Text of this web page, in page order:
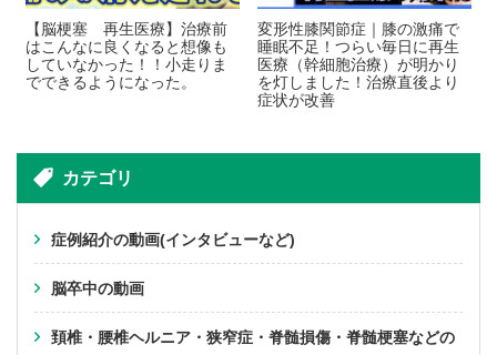
【脳梗塞 再生医療】治療前
はこんなに良くなると想像も
していなかった！！小走りま
でできるようになった。
変形性膝関節症｜膝の激痛で
睡眠不足！つらい毎日に再生
医療（幹細胞治療）が明かり
を灯しました！治療直後より
症状が改善
カテゴリ
症例紹介の動画(インタビューなど)
脳卒中の動画
頚椎・腰椎ヘルニア・狭窄症・脊髄損傷・脊髄梗塞などの